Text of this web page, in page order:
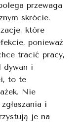
przewaga
skrócie.
które
ponieważ
tracić pracy,
dywan i
to te
Nie
i
je na